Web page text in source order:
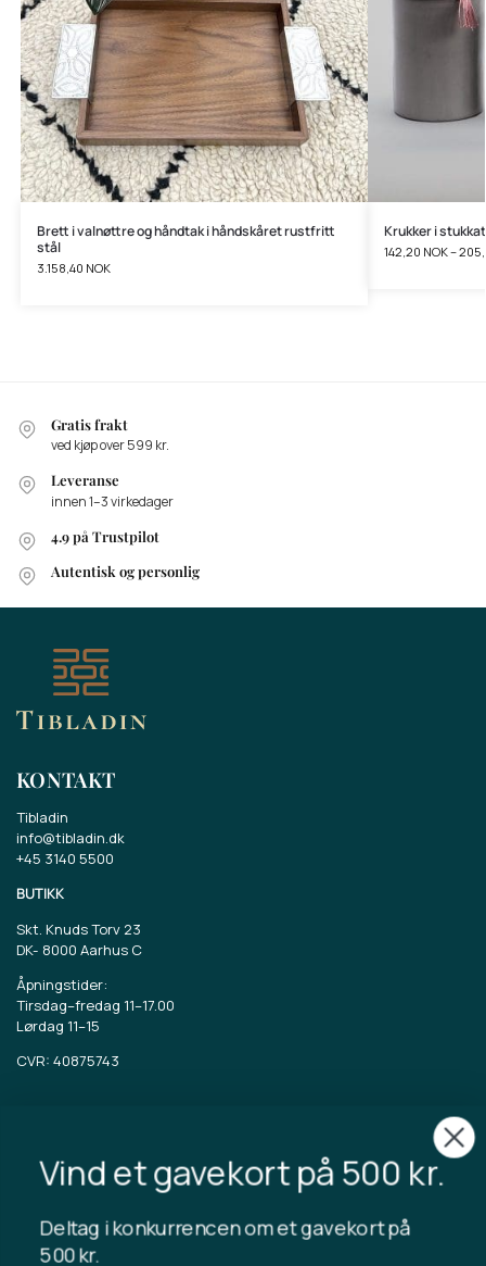
Brett i valnøttre og håndtak i håndskåret rustfritt
stål
3.158,40 NOK
Krukker i
142,20 NOK–
Gratis frakt
ved kjøp over 599 kr.
Leveranse
innen 1–3 virkedager
4.9 på Trustpilot
Autentisk og personlig
KONTAKT
Tibladin
info@tibladin.dk
+45 3140 5500
BUTIKK
Skt. Knuds Torv 23
DK- 8000 Aarhus C
Åpningstider:
Tirsdag–fredag 11–17.00
Lørdag 11–15
CVR: 40875743
Om Tibladin
Blogg
Bærekraftig produksjon
Registrer kundeklubb
Kontakt oss
Vind et gavekort på 500 kr.
Deltag i konkurrencen om et gavekort på
500 kr.